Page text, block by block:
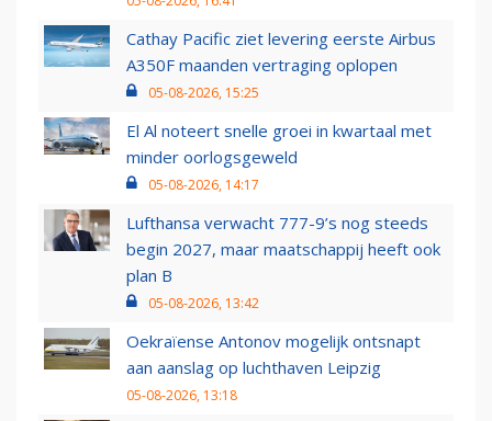
Cathay Pacific ziet levering eerste Airbus
A350F maanden vertraging oplopen
05-08-2026, 15:25
El Al noteert snelle groei in kwartaal met
minder oorlogsgeweld
05-08-2026, 14:17
Lufthansa verwacht 777-9’s nog steeds
begin 2027, maar maatschappij heeft ook
plan B
05-08-2026, 13:42
Oekraïense Antonov mogelijk ontsnapt
aan aanslag op luchthaven Leipzig
05-08-2026, 13:18